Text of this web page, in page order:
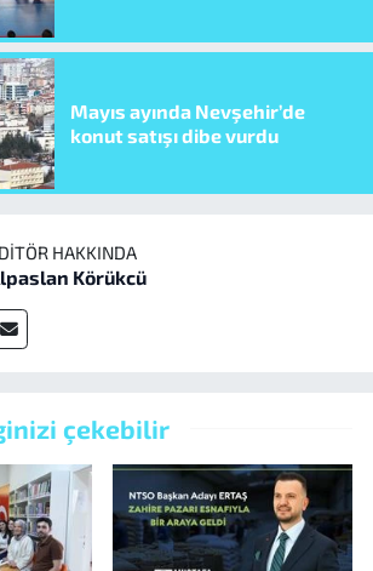
Mayıs ayında Nevşehir’de
konut satışı dibe vurdu
HAKKINDA
Körükcü
çekebilir